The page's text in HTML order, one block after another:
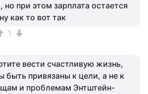
но при этом зарплата остается
как то вот так
1
вести счастливую жизнь,
быть привязаны к цели, а не к
и проблемам Энтштейн-